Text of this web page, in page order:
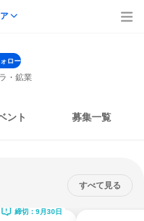
ロー
・鉱業
ント 募集一覧
すべて見る
締切：9月30日